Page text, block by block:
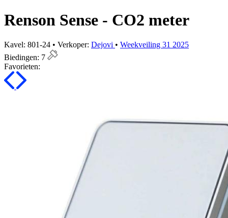
Renson Sense - CO2 meter
Kavel: 801-24 • Verkoper: Dejovi • Weekveiling 31 2025
Biedingen: 7
Favorieten: